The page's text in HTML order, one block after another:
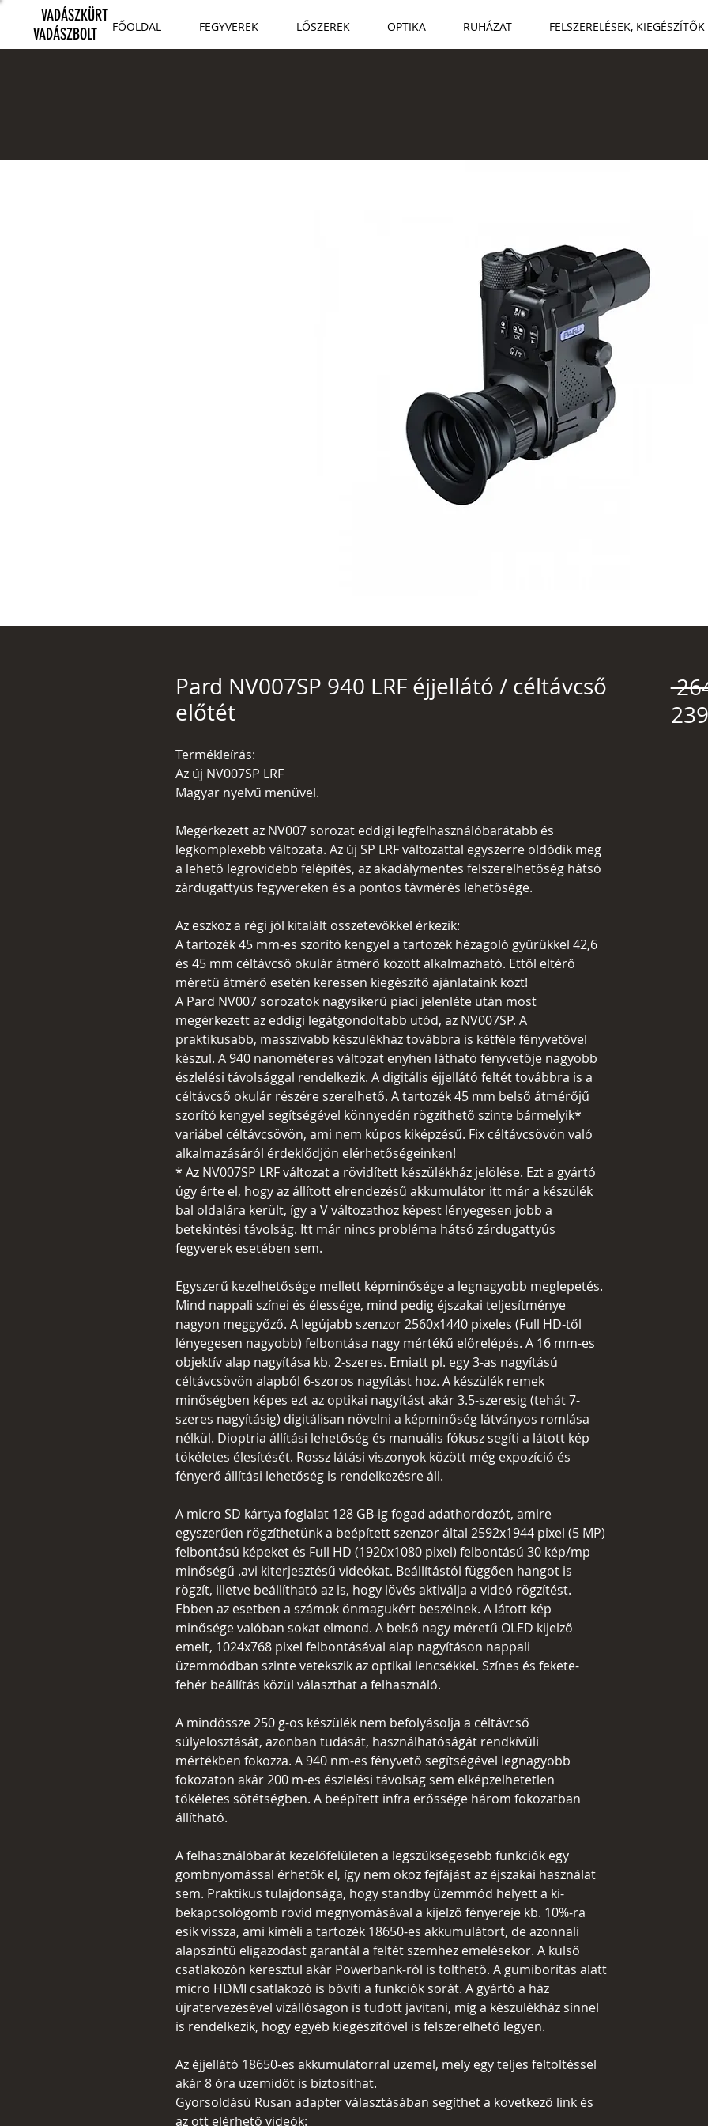
FŐOLDAL FEGYVEREK LŐSZEREK OPTIKA RUHÁZAT FELSZERELÉSEK, KIEGÉSZÍTŐK
VADÁSZKÜRT
VADÁSZBOLT
Pard NV007SP 940 LRF éjjellátó / céltávcső
előtét
Termékleírás:
Az új NV007SP LRF
Magyar nyelvű menüvel.
Megérkezett az NV007 sorozat eddigi legfelhasználóbarátabb és
legkomplexebb változata. Az új SP LRF változattal egyszerre oldódik meg
a lehető legrövidebb felépítés, az akadálymentes felszerelhetőség hátsó
zárdugattyús fegyvereken és a pontos távmérés lehetősége.
Az eszköz a régi jól kitalált összetevőkkel érkezik:
A tartozék 45 mm-es szorító kengyel a tartozék hézagoló gyűrűkkel 42,6
és 45 mm céltávcső okulár átmérő között alkalmazható. Ettől eltérő
méretű átmérő esetén keressen kiegészítő ajánlataink közt!
A Pard NV007 sorozatok nagysikerű piaci jelenléte után most
megérkezett az eddigi legátgondoltabb utód, az NV007SP. A
praktikusabb, masszívabb készülékház továbbra is kétféle fényvetővel
készül. A 940 nanométeres változat enyhén látható fényvetője nagyobb
észlelési távolsággal rendelkezik. A digitális éjjellátó feltét továbbra is a
céltávcső okulár részére szerelhető. A tartozék 45 mm belső átmérőjű
szorító kengyel segítségével könnyedén rögzíthető szinte bármelyik*
variábel céltávcsövön, ami nem kúpos kiképzésű. Fix céltávcsövön való
alkalmazásáról érdeklődjön elérhetőségeinken!
* Az NV007SP LRF változat a rövidített készülékház jelölése. Ezt a gyártó
úgy érte el, hogy az állított elrendezésű akkumulátor itt már a készülék
bal oldalára került, így a V változathoz képest lényegesen jobb a
betekintési távolság. Itt már nincs probléma hátsó zárdugattyús
fegyverek esetében sem.
Egyszerű kezelhetősége mellett képminősége a legnagyobb meglepetés.
Mind nappali színei és élessége, mind pedig éjszakai teljesítménye
nagyon meggyőző. A legújabb szenzor 2560x1440 pixeles (Full HD-től
lényegesen nagyobb) felbontása nagy mértékű előrelépés. A 16 mm-es
objektív alap nagyítása kb. 2-szeres. Emiatt pl. egy 3-as nagyítású
céltávcsövön alapból 6-szoros nagyítást hoz. A készülék remek
minőségben képes ezt az optikai nagyítást akár 3.5-szeresig (tehát 7-
szeres nagyításig) digitálisan növelni a képminőség látványos romlása
nélkül. Dioptria állítási lehetőség és manuális fókusz segíti a látott kép
tökéletes élesítését. Rossz látási viszonyok között még expozíció és
fényerő állítási lehetőség is rendelkezésre áll.
A micro SD kártya foglalat 128 GB-ig fogad adathordozót, amire
egyszerűen rögzíthetünk a beépített szenzor által 2592x1944 pixel (5 MP)
felbontású képeket és Full HD (1920x1080 pixel) felbontású 30 kép/mp
minőségű .avi kiterjesztésű videókat. Beállítástól függően hangot is
rögzít, illetve beállítható az is, hogy lövés aktiválja a videó rögzítést.
Ebben az esetben a számok önmagukért beszélnek. A látott kép
minősége valóban sokat elmond. A belső nagy méretű OLED kijelző
emelt, 1024x768 pixel felbontásával alap nagyításon nappali
üzemmódban szinte vetekszik az optikai lencsékkel. Színes és fekete-
fehér beállítás közül választhat a felhasználó.
A mindössze 250 g-os készülék nem befolyásolja a céltávcső
súlyelosztását, azonban tudását, használhatóságát rendkívüli
mértékben fokozza. A 940 nm-es fényvető segítségével legnagyobb
fokozaton akár 200 m-es észlelési távolság sem elképzelhetetlen
tökéletes sötétségben. A beépített infra erőssége három fokozatban
állítható.
A felhasználóbarát kezelőfelületen a legszükségesebb funkciók egy
gombnyomással érhetők el, így nem okoz fejfájást az éjszakai használat
sem. Praktikus tulajdonsága, hogy standby üzemmód helyett a ki-
bekapcsológomb rövid megnyomásával a kijelző fényereje kb. 10%-ra
esik vissza, ami kíméli a tartozék 18650-es akkumulátort, de azonnali
alapszintű eligazodást garantál a feltét szemhez emelésekor. A külső
csatlakozón keresztül akár Powerbank-ról is tölthető. A gumiborítás alatt
micro HDMI csatlakozó is bővíti a funkciók sorát. A gyártó a ház
újratervezésével vízállóságon is tudott javítani, míg a készülékház sínnel
is rendelkezik, hogy egyéb kiegészítővel is felszerelhető legyen.
Az éjjellátó 18650-es akkumulátorral üzemel, mely egy teljes feltöltéssel
akár 8 óra üzemidőt is biztosíthat.
Gyorsoldású Rusan adapter választásában segíthet a következő link és
az ott elérhető videók: